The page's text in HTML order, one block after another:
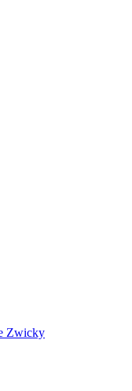
Zwicky